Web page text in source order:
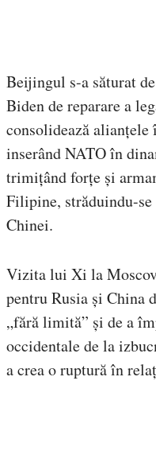
Beijingul s-a săturat
Biden de reparare a
consolidează
inserând NATO în
trimițând forțe și
Filipine, străduindu-se
Chinei.
Vizita lui Xi la
pentru Rusia și China
„fără limită” și de a
occidentale de la
a crea o ruptură în